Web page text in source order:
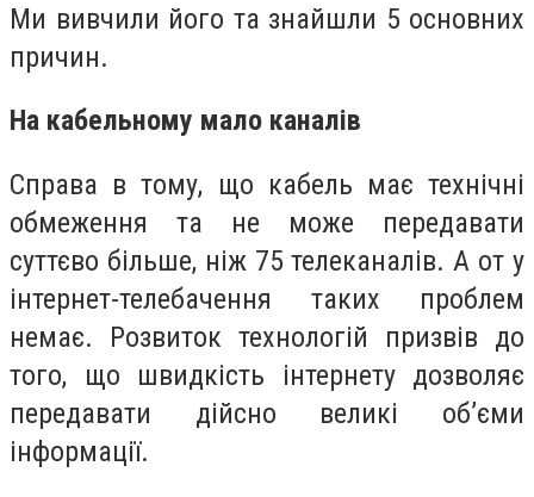
Ми вивчили його та знайшли 5 основних
причин.
На кабельному мало каналів
Справа в тому, що кабель має технічні
обмеження та не може передавати
суттєво більше, ніж 75 телеканалів. А от у
інтернет-телебачення таких проблем
немає. Розвиток технологій призвів до
того, що швидкість інтернету дозволяє
передавати дійсно великі об’єми
інформації.